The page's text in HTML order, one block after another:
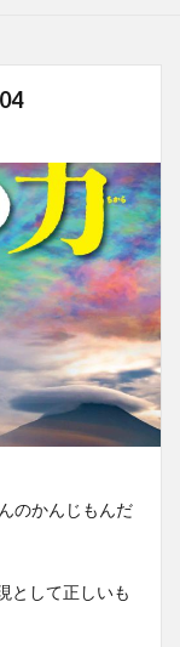
のかんじもんだ
として正しいも